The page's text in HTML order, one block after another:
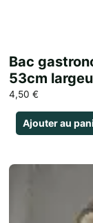
Bac
53cm
4,50 €
Ajouter au